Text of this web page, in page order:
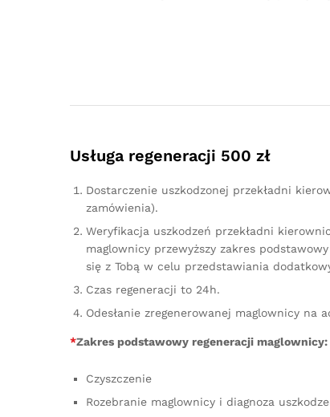
Usługa regeneracji 500 zł
Dostarczenie uszkodzonej przekładni
zamówienia).
Weryfikacja uszkodzeń przekładni
maglownicy przewyższy zakres
się z Tobą w celu przedstawiania
Czas regeneracji to 24h.
Odesłanie zregenerowanej maglownicy na
*Zakres podstawowy regeneracji maglownicy:
Czyszczenie
Rozebranie maglownicy i diagnoza